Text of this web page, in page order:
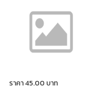
ราคา 45.00 บาท